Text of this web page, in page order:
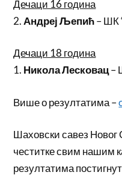
Дечаци 16 година
2. Андреј Љепић– ШК
Дечаци 18 година
1. Никола Лесковац–
Више о резултатима –
Шаховски савез Новог
честитке свим нашим
резултатима